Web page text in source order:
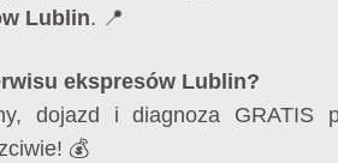
Lublin. 📍
ekspresów Lublin?
dojazd i diagnoza GRATIS
💰